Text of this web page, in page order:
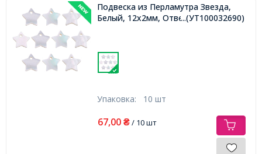
Подвеска из Перламутра Звезда,
Белый, 12х2мм, Отверстие 1.2мм,
...(УТ100032690)
Упаковка: 10 шт
67,00 ₴/ 10 шт